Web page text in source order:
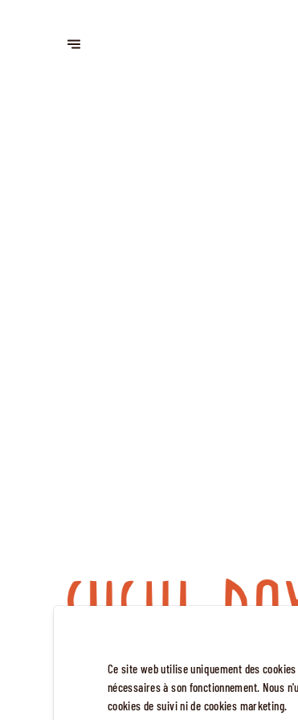
Ce site web utilise uniquement des
nécessaires à son fonctionnement. Nous
cookies de suivi ni de cookies marketing.